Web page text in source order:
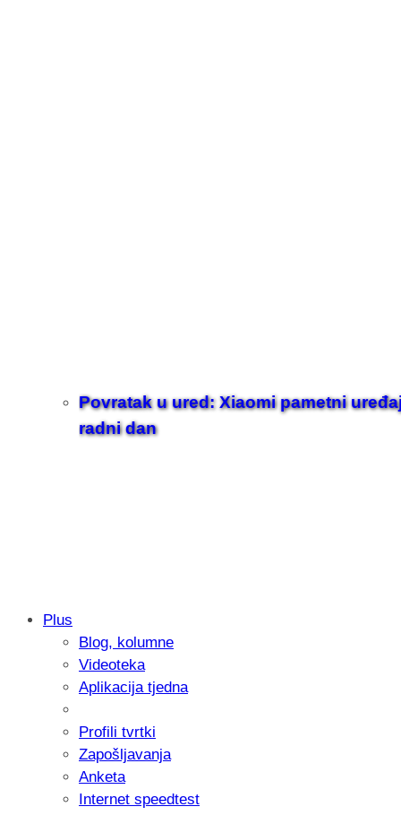
Povratak u ured: Xiaomi pametni
radni dan
Samsung otkrio kako je nastajala
donijelo tanje i izdržljivije preklopne
Plus
Blog, kolumne
Videoteka
Aplikacija tjedna
Profili tvrtki
Zapošljavanja
Anketa
Internet speedtest